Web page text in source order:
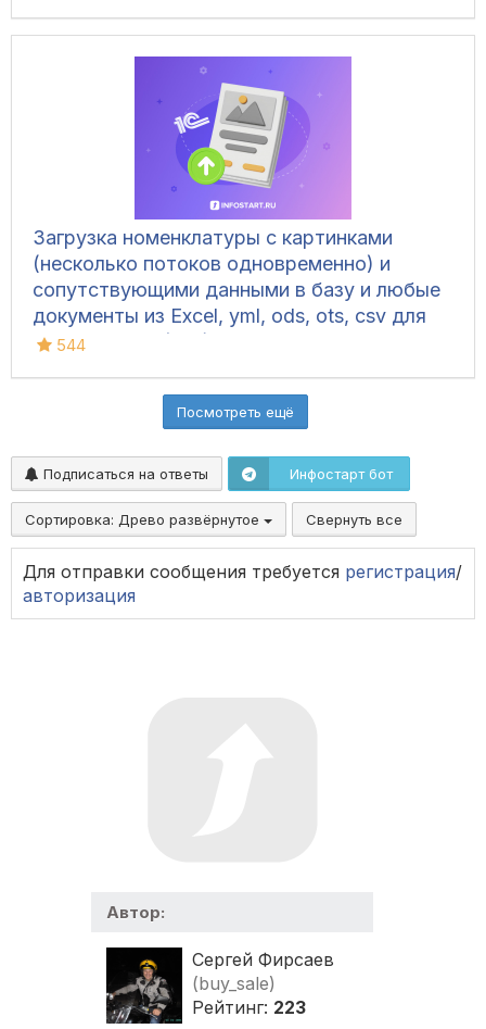
Загрузка номенклатуры c картинками
(несколько потоков одновременно) и
сопутствующими данными в базу и любые
документы из Excel, yml, ods, ots, csv для
УТ 10.3, УТ 11 (все), БП 3, КА 2, ERP 2, УНФ
544
Посмотреть ещё
Подписаться на ответы Инфостарт бот
Сортировка: Древо развёрнутое Свернуть все
Для отправки сообщения требуется регистрация/
авторизация
Автор:
Сергей Фирсаев
(buy_sale)
Рейтинг: 223